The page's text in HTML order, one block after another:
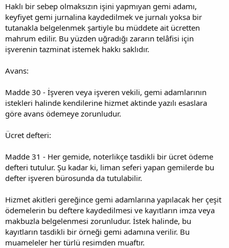
Haklı bir sebep olmaksızın işini yapmıyan gemi adamı,
keyfiyet gemi jurnalina kaydedilmek ve jurnalı yoksa bir
tutanakla belgelenmek şartiyle bu müddete ait ücretten
mahrum edilir. Bu yüzden uğradığı zararın telâfisi için
işverenin tazminat istemek hakkı saklıdır.
Avans:
Madde 30 - İşveren veya işveren vekili, gemi adamlarının
istekleri halinde kendilerine hizmet aktinde yazılı esaslara
göre avans ödemeye zorunludur.
Ücret defteri:
Madde 31 - Her gemide, noterlikçe tasdikli bir ücret ödeme
defteri tutulur. Şu kadar ki, liman seferi yapan gemilerde bu
defter işveren bürosunda da tutulabilir.
Hizmet akitleri gereğince gemi adamlarına yapılacak her çeşit
ödemelerin bu deftere kaydedilmesi ve kayıtların imza veya
makbuzla belgelenmesi zorunludur. İstek halinde, bu
kayıtların tasdikli bir örneği gemi adamına verilir. Bu
muameleler her türlü resimden muaftır.